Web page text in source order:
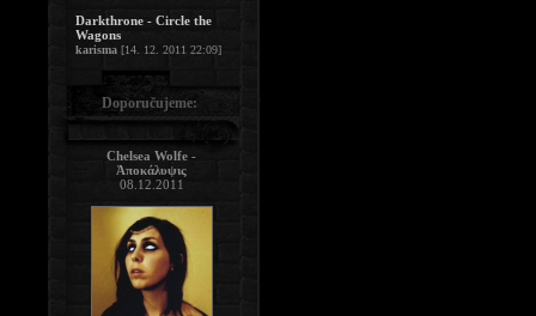
Darkthrone - Circle the
Wagons
karisma [14. 12. 2011 22:09]
Doporučujeme:
Chelsea Wolfe -
Ἀποκάλυψις
08.12.2011